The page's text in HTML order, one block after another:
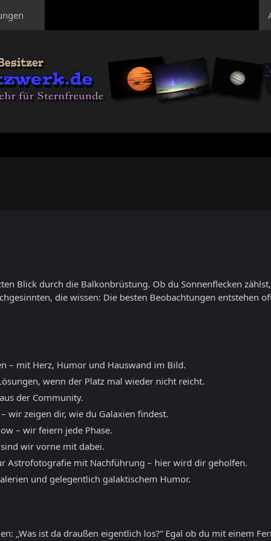
Blick durch die Balkonbrüstung. Ob du Sonnenflecken
die wissen: Die besten Beobachtungen entstehen
– mit Herz, Humor und Hauswand im Bild.
wenn der Platz mal wieder nicht reicht.
der Community.
wir zeigen dir, wie du Galaxien findest.
– wir feiern jede Phase.
wir vorne mit dabei.
Astrofotografie mit Nachführung – hier wird dir geholfen.
und gelegentlich galaktischem Humor.
„Was ist da draußen eigentlich los?“ Egal ob du mit einem